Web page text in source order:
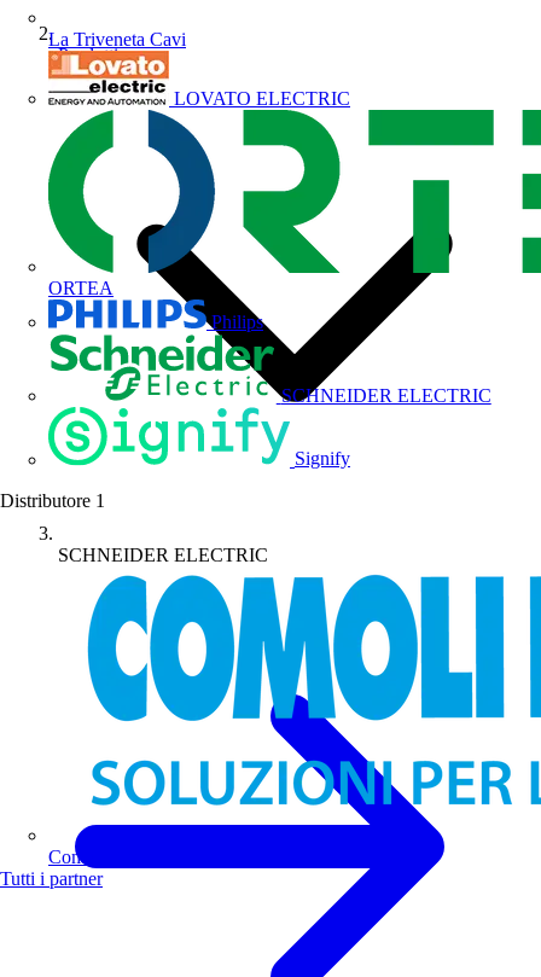
La Triveneta Cavi
LOVATO ELECTRIC
ORTEA
Philips
SCHNEIDER ELECTRIC
Signify
Distributore 1
Comoli Ferrari
Tutti i partner
Prodotti
SCHNEIDER ELECTRIC